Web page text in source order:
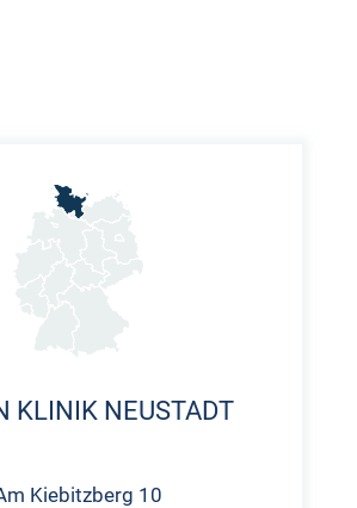
KLINIK NEUSTADT
Kiebitzberg 10